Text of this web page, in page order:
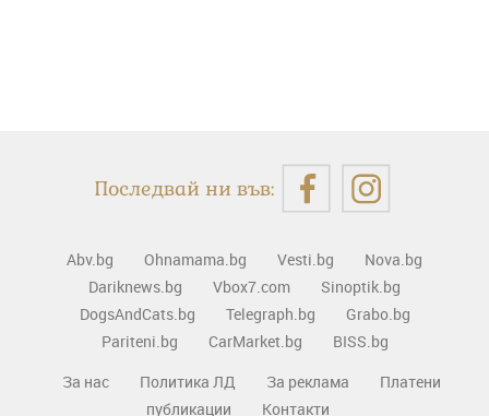
Последвай ни във:
Abv.bg Ohnamama.bg Vesti.bg
Nova.bg
Dariknews.bg
Vbox7.com
Sinoptik.bg
DogsAndCats.bg
Telegraph.bg
Grabo.bg
Pariteni.bg
CarMarket.bg
BISS.bg
За нас
Политика ЛД За реклама
Платени
публикации
Контакти